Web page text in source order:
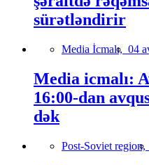
sürətləndirir
Media İcmalı, 04
Media icmalı:
16:00-dan
dək
Post-Soviet region,